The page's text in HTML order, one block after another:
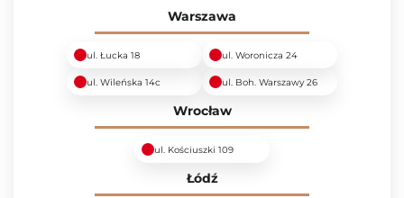
Warszawa
ul. Łucka 18 ul. Woronicza 24
ul. Wileńska 14c ul. Boh. Warszawy 26
Wrocław
ul. Kościuszki 109
Łódź